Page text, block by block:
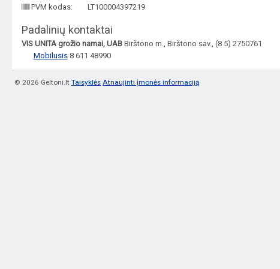
PVM kodas:
LT100004397219
Padalinių kontaktai
VIS UNITA grožio namai, UABBirštono m., Birštono sav., (8 5) 2750761
Mobilusis8 611 48990
© 2026 Geltoni.lt Taisyklės Atnaujinti įmonės informaciją